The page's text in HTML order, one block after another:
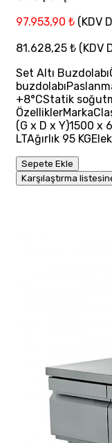
97.953,90 ₺ (KDV
81.628,25 ₺ (KDV
Set Altı
+8°CStatik
(G x D x Y)1500 x
LTAğırlık 95
Sepete Ekle
Karşılaştırma